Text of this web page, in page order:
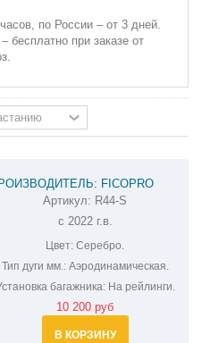
по России – от 3 дней.
бесплатно при заказе от
FICOPRO
БАГАЖНИК НА КРЫШУ ДЛЯ
МОСКВИЧ 3 R44-S
Артикул: R44-S
с 2022 г.в.
Цвет: Серебро.
Тип дуги мм.:Аэродинамическая.
багажника:На рейлинги.
10 200 руб
В КОРЗИНУ